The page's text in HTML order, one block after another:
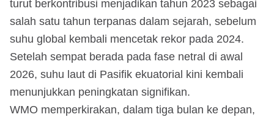
turut berkontribusi menjadikan tahun 2023 sebagai
salah satu tahun terpanas dalam sejarah, sebelum
suhu global kembali mencetak rekor pada 2024.
Setelah sempat berada pada fase netral di awal
2026, suhu laut di Pasifik ekuatorial kini kembali
menunjukkan peningkatan signifikan.
WMO memperkirakan, dalam tiga bulan ke depan,